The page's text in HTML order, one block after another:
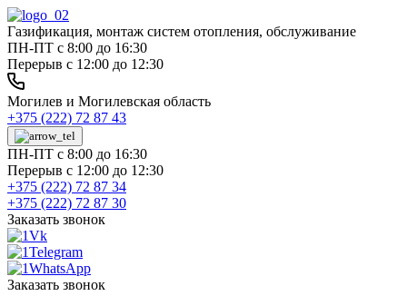
Газификация, монтаж систем отопления, обслуживание
ПН-ПТ с 8:00 до 16:30
Перерыв с 12:00 до 12:30
Могилев и Могилевская область
+375 (222) 72 87 43
ПН-ПТ с 8:00 до 16:30
Перерыв с 12:00 до 12:30
+375 (222) 72 87 34
+375 (222) 72 87 30
Заказать звонок
Заказать звонок